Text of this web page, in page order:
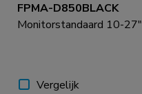
FPMA-D850BLACK
Monitorstandaard 10-27"
Vergelijk